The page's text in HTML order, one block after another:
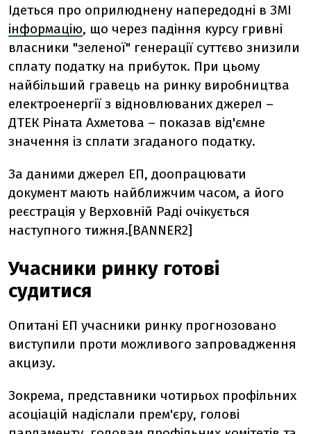
Ідеться про оприлюднену напередодні в ЗМІ
інформацію, що через падіння курсу гривні
власники "зеленої" генерації суттєво знизили
сплату податку на прибуток. При цьому
найбільший гравець на ринку виробництва
електроенергії з відновлюваних джерел –
ДТЕК Ріната Ахметова – показав від'ємне
значення із сплати згаданого податку.
За даними джерел ЕП, доопрацювати
документ мають найближчим часом, а його
реєстрація у Верховній Раді очікується
наступного тижня.[BANNER2]
Учасники ринку готові
судитися
Опитані ЕП учасники ринку прогнозовано
виступили проти можливого запровадження
акцизу.
Зокрема, представники чотирьох профільних
асоціацій надіслали прем'єру, голові